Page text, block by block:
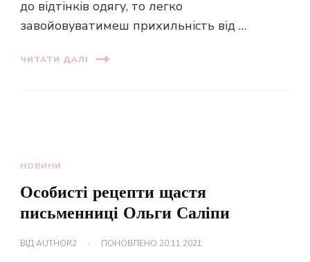
до відтінків одягу, то легко
завойовуватимеш прихильність від …
ЧИТАТИ ДАЛІ
НОВИНИ
Особисті рецепти щастя
письменниці Ольги Саліпи
ВІДAUTHOR2 ПОНОВЛЕНО 20.11.2021